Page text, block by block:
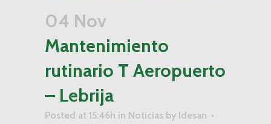
04 Nov
Mantenimiento
rutinario T Aeropuerto
– Lebrija
Posted at 15:46h in Noticias by Idesan